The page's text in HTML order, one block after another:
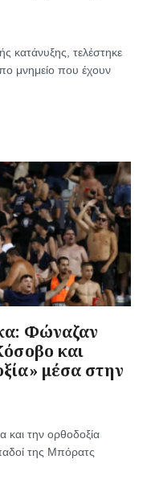
κατάνυξης, τελέστηκε
μνημείο που έχουν
Φώναζαν
και
μέσα στην
την ορθοδοξία
της Μπόρατς